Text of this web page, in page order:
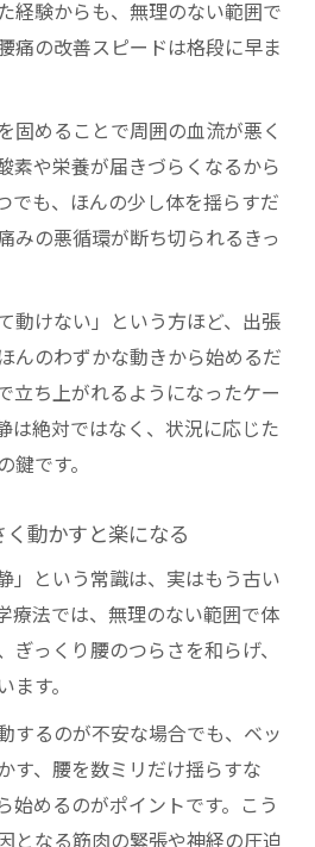
経験からも、無理のない範囲で
痛の改善スピードは格段に早ま
固めることで周囲の血流が悪く
素や栄養が届きづらくなるから
でも、ほんの少し体を揺らすだ
みの悪循環が断ち切られるきっ
動けない」という方ほど、出張
んのわずかな動きから始めるだ
立ち上がれるようになったケー
は絶対ではなく、状況に応じた
鍵です。
動かすと楽になる
」という常識は、実はもう古い
療法では、無理のない範囲で体
ぎっくり腰のつらさを和らげ、
ます。
するのが不安な場合でも、ベッ
す、腰を数ミリだけ揺らすな
始めるのがポイントです。こう
となる筋肉の緊張や神経の圧迫